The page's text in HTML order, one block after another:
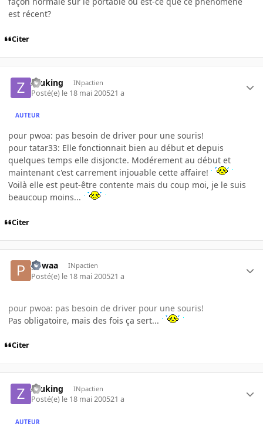
est récent?
Citer
zeuking INpactien
Posté(e) le 18 mai 200521 a
AUTEUR
pour pwoa: pas besoin de driver pour une souris!
pour tatar33: Elle fonctionnait bien au début et depuis
quelques temps elle disjoncte. Modérement au début et
maintenant c'est carrement injouable cette affaire!
Voilà elle est peut-être contente mais du coup moi, je le suis
beaucoup moins...
Citer
powaa INpactien
Posté(e) le 18 mai 200521 a
pour pwoa: pas besoin de driver pour une souris!
Pas obligatoire, mais des fois ça sert...
Citer
zeuking INpactien
Posté(e) le 18 mai 200521 a
AUTEUR